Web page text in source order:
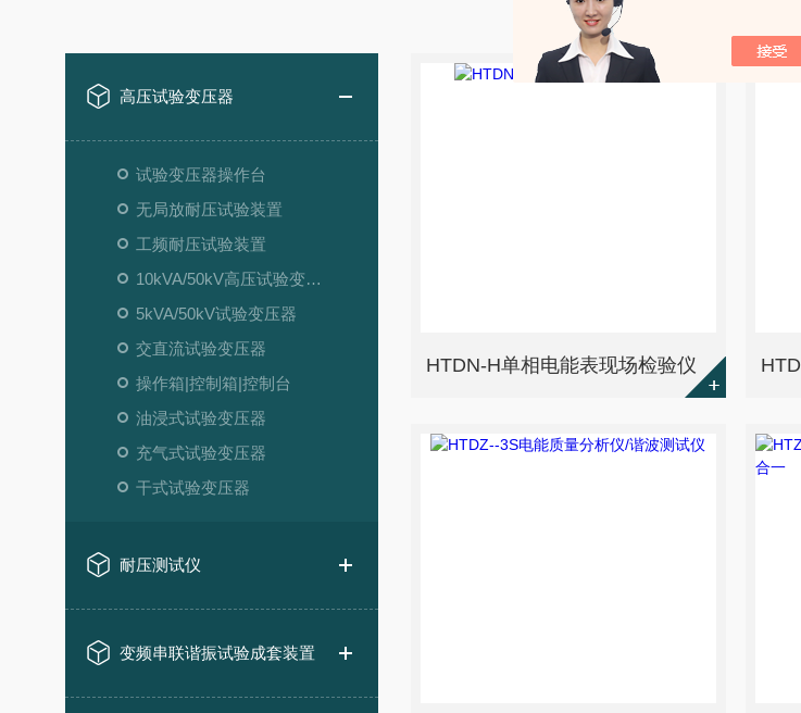
高压试验变压器
试验变压器操作台
无局放耐压试验装置
工频耐压试验装置
10kVA/50kV高压试验变压器
5kVA/50kV试验变压器
交直流试验变压器
操作箱|控制箱|控制台
油浸式试验变压器
充气式试验变压器
干式试验变压器
耐压测试仪
变频串联谐振试验成套装置
HTDN-H单相电能表现场检验仪